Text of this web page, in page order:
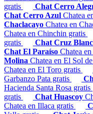
gratis
Chat Cerro
Chat Cerro Azul Chatea
Chaclacayo Chatea en
Chatea en Chinchin gratis
gratis
Chat Cruz
Chat El Paraíso Chatea
Molina Chatea en El Sol
Chatea en El Toro gratis
Garbanzo Pata gratis
Hacienda Santa Rosa gratis
gratis
Chat Huascoy
Chatea en Illaca gratis